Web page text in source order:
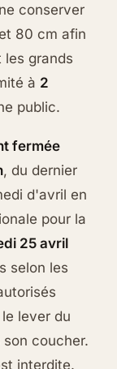
conserver
80 cm afin
les grands
à 2
public.
fermée
, du dernier
d'avril en
pour la
25 avril
selon les
lever du
coucher.
interdite.